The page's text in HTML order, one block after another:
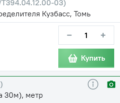
03)
Кузбасс, Томь
− +
Купить
30м), метр